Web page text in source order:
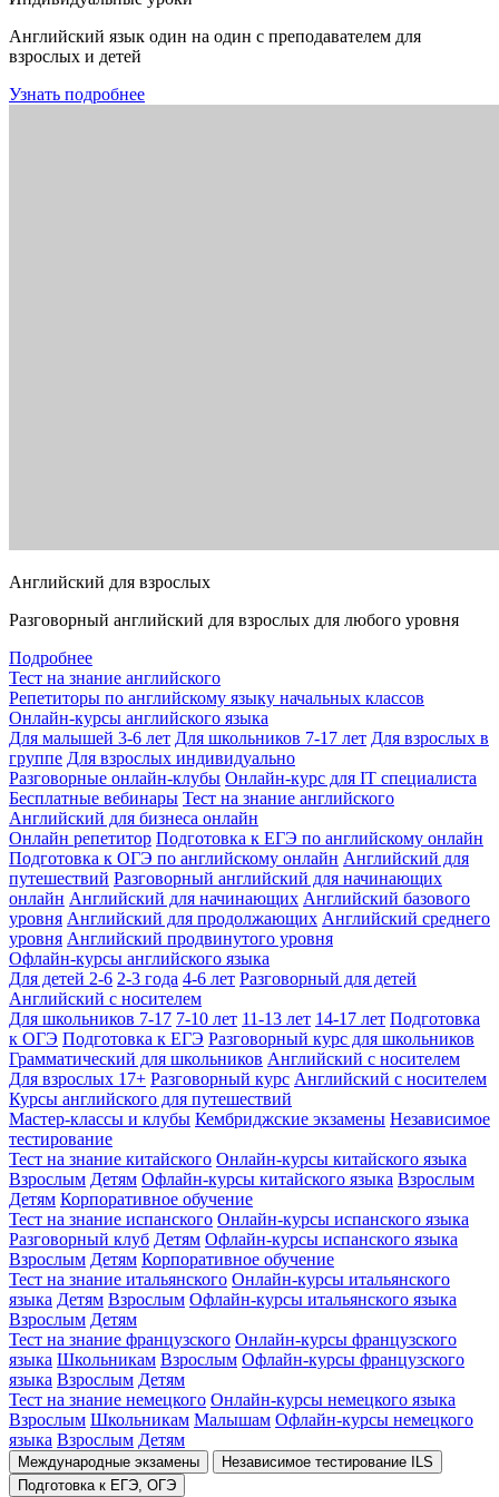
Английский язык один на один с преподавателем для
взрослых и детей
Узнать подробнее
Английский для взрослых
Разговорный английский для взрослых для любого уровня
Подробнее
Тест на знание английского
Репетиторы по английскому языку начальных классов
Онлайн-курсы английского языка
Для малышей 3-6 лет Для школьников 7-17 лет Для взрослых в
группе Для взрослых индивидуально
Разговорные онлайн-клубы Онлайн-курс для IT специалиста
Бесплатные вебинары Тест на знание английского
Английский для бизнеса онлайн
Онлайн репетитор Подготовка к ЕГЭ по английскому онлайн
Подготовка к ОГЭ по английскому онлайн Английский для
путешествий Разговорный английский для начинающих
онлайн Английский для начинающих Английский базового
уровня Английский для продолжающих Английский среднего
уровня Английский продвинутого уровня
Офлайн-курсы английского языка
Для детей 2-6 2-3 года 4-6 лет Разговорный для детей
Английский с носителем
Для школьников 7-17 7-10 лет 11-13 лет 14-17 лет Подготовка
к ОГЭ Подготовка к ЕГЭ Разговорный курс для школьников
Грамматический для школьников Английский с носителем
Для взрослых 17+ Разговорный курс Английский с носителем
Курсы английского для путешествий
Мастер-классы и клубы Кембриджские экзамены Независимое
тестирование
Тест на знание китайского Онлайн-курсы китайского языка
Взрослым Детям Офлайн-курсы китайского языка Взрослым
Детям Корпоративное обучение
Тест на знание испанского Онлайн-курсы испанского языка
Разговорный клуб Детям Офлайн-курсы испанского языка
Взрослым Детям Корпоративное обучение
Тест на знание итальянского Онлайн-курсы итальянского
языка Детям Взрослым Офлайн-курсы итальянского языка
Взрослым Детям
Тест на знание французского Онлайн-курсы французского
языка Школьникам Взрослым Офлайн-курсы французского
языка Взрослым Детям
Тест на знание немецкого Онлайн-курсы немецкого языка
Взрослым Школьникам Малышам Офлайн-курсы немецкого
языка Взрослым Детям
Международные экзамены
Независимое тестирование ILS
Подготовка к ЕГЭ, ОГЭ